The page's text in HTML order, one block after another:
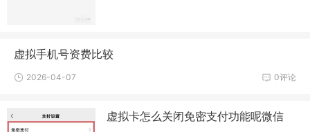
虚拟手机号资费比较
0评论
2026-04-07
虚拟卡怎么关闭免密支付功能呢微信